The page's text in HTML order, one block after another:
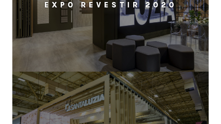
EXPO REVESTIR 2020